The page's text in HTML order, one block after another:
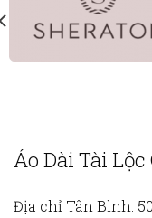
Áo Dài Tài Lộc
Địa chỉ Tân Bình: